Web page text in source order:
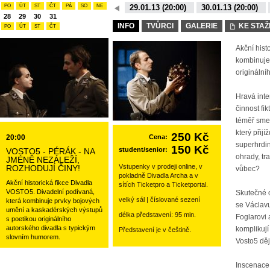
PO ÚT ST ČT PÁ SO NE
28
PO
29
ÚT
30
ST
31
ČT
20:00
VOSTO5 - PÉRÁK - NA
JMÉNĚ NEZÁLEŽÍ,
ROZHODUJÍ ČINY!
Akční historická fikce Divadla
VOSTO5. Divadelní podívaná,
která kombinuje prvky bojových
umění a kaskadérských výstupů
s poetikou originálního
autorského divadla s typickým
slovním humorem.
12.12.15 (20:00) 29.01.13 (20:00)
30.01.13 (20:00)
12.12.15 (20:00)
29.01.13 (20:00)
INFO TVŮRCI GALERIE KE
Akční
Hravá
činnost
téměř
který
ohrady,
vůbec?
Skutečné
se
Foglarovi
Vosto5
Cena: 250 Kč
student/senior: 150 Kč
Vstupenky v prodeji online, v
pokladně Divadla Archa a v
sítích Ticketpro a Ticketportal.
velký sál | číslované sezení
délka představení: 95 min.
Představení je v češtině.